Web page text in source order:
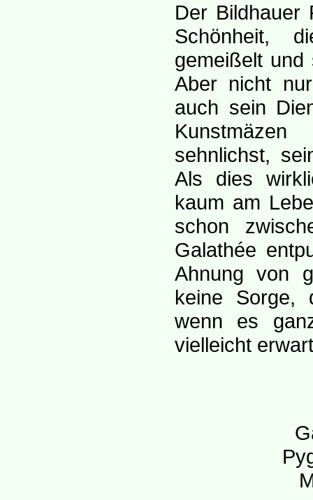
Der Bildhauer
Schönheit,
gemeißelt
Aber nicht
auch sein
sehnlichst,
Als dies
kaum am
schon
Galathée
Ahnung von
keine Sorge,
wenn es
vielleicht